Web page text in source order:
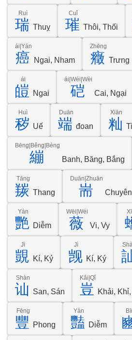
瑞
Ruì
Thuỵ 璀
Cuǐ
Thôi, Thối
癌
ái|Yán
Ngai, Nham 癥
Zhēng
Trưng
皚
ái
Ngai 硙
ái|Wéi|Wèi
Cai, Ngại
秽
Huì
Uế 端
Duān
đoan 籼
Xiān
繃
Bēng|Běng|Bèng
Banh, Băng, Bắng
羰
Tāng
Thang 耑
Duān|Zhuān
艷
Yàn
Diễm 薇
Wēi|Wéi
Vi, Vy
覬
Jì
Kí, Ký 觊
Jì
Kí, Ký
讪
Shàn
San, Sán 豈
Kǎi|Qǐ
Khải,
豐
Fēng
Phong 豔
Yàn
Diễm